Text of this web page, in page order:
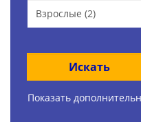
Взрослые (2)
Искать
Показать